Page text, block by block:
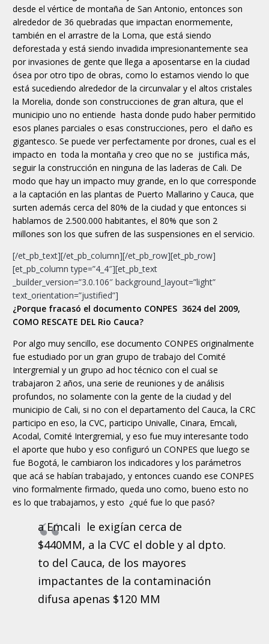
desde el vértice de montaña de San Antonio, entonces son
alrededor de 36 quebradas que impactan enormemente,
también en el arrastre de la Loma, que está siendo
deforestada y está siendo invadida impresionantemente sea
por invasiones de gente que llega a aposentarse en la ciudad
ósea por otro tipo de obras, como lo estamos viendo lo que
está sucediendo alrededor de la circunvalar y el altos cristales
la Morelia, donde son construcciones de gran altura, que el
municipio uno no entiende hasta donde pudo haber permitido
esos planes parciales o esas construcciones, pero el daño es
gigantesco. Se puede ver perfectamente por drones, cual es el
impacto en toda la montaña y creo que no se justifica más,
seguir la construcción en ninguna de las laderas de Cali. De
modo que hay un impacto muy grande, en lo que corresponde
a la captación en las plantas de Puerto Mallarino y Cauca, que
surten además cerca del 80% de la ciudad y que entonces si
hablamos de 2.500.000 habitantes, el 80% que son 2
millones son los que sufren de las suspensiones en el servicio.
[/et_pb_text][/et_pb_column][/et_pb_row][et_pb_row]
[et_pb_column type=”4_4″][et_pb_text
_builder_version=”3.0.106″ background_layout=”light”
text_orientation=”justified”]
¿Porque fracasó el documento CONPES 3624 del 2009,
COMO RESCATE DEL Rio Cauca?
Por algo muy sencillo, ese documento CONPES originalmente
fue estudiado por un gran grupo de trabajo del Comité
Intergremial y un grupo ad hoc técnico con el cual se
trabajaron 2 años, una serie de reuniones y de análisis
profundos, no solamente con la gente de la ciudad y del
municipio de Cali, si no con el departamento del Cauca, la CRC
participo en eso, la CVC, participo Univalle, Cinara, Emcali,
Acodal, Comité Intergremial, y eso fue muy interesante todo
el aporte que hubo y eso configuró un CONPES que luego se
fue Bogotá, le cambiaron los indicadores y los parámetros
que acá se habían trabajado, y entonces cuando ese CONPES
vino formalmente firmado, queda uno como, bueno esto no
es lo que trabajamos, y esto ¿qué fue lo que pasó?
a Emcali le exigían cerca de
$440MM, a la CVC el doble y al dpto.
to del Cauca, de los mayores
impactantes de la contaminación
difusa apenas $120 MM